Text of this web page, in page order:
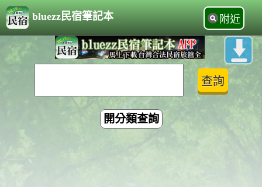
bluezz民宿筆記本 附近
開分類查詢